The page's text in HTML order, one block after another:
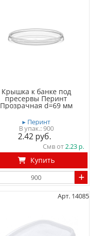
Крышка к банке под
пресервы Перинт
Прозрачная d=69 мм
▸ Перинт
900
2.42
Смв от2.23
Купить
Арт. 14085